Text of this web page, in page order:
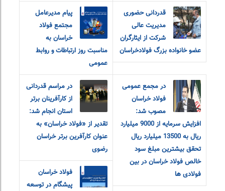
قدردانی حضوری
مدیریت عالی
شرکت از ایثارگران
عضو خانواده‌ بزرگ‌ فولادخراسان
پیام مدیرعامل
مجتمع فولاد
خراسان به
مناسبت روز ارتباطات و روابط
عمومی
در مجمع عمومی
فولاد خراسان
مصوب شد:
افزایش سرمایه از 9000 میلیارد
ریال به 13500 میلیارد ریال
تحقق بیشترین مبلغ سود
خالص فولاد خراسان در بین
فولادی ها
در مراسم قدردانی
از کارآفرینان برتر
استان انجام شد:
تقدیر از «فولاد خراسان» به
عنوان کارآفرین برتر خراسان
رضوی
فولاد خراسان
پیشگام در توسعه